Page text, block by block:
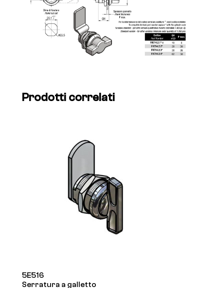
Prodotti correlati
5E516
Serratura a galletto